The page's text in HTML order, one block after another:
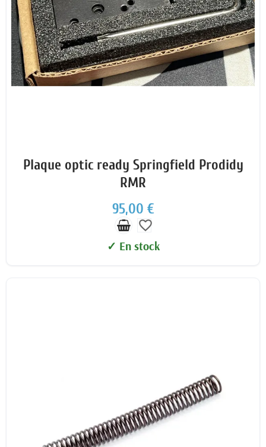
Plaque optic ready Springfield Prodidy
RMR
95,00 €
favorite_border
✓ En stock